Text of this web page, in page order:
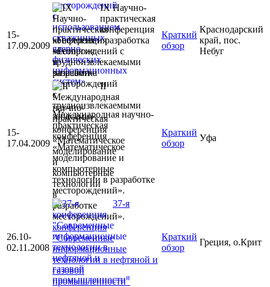
15-
17.09.2009
IX Научно-
практическая
конференция
«Геология и разработка
месторождений с
трудноизвлекаемыми
запасами»
Краткий
обзор
Краснодарский
край, пос.
Небуг
15-
17.04.2009
II
Международная научно-
практическая
конференция
«Математическое
моделирование и
компьютерные
технологии в разработке
месторождений».
Краткий
обзор
Уфа
26.10-
02.11.2008
37-я
конференция
"Современные
информационные
технологии в нефтяной и
газовой
промышленности"
Краткий
обзор
Греция, о.Крит